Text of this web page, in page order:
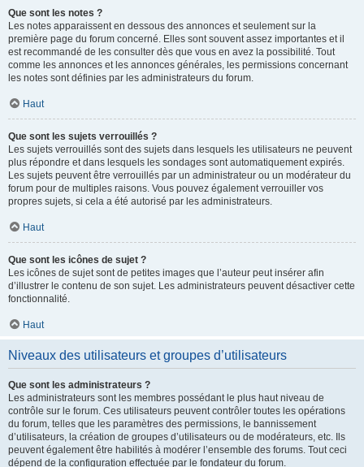
Que sont les notes ?
Les notes apparaissent en dessous des annonces et seulement sur la
première page du forum concerné. Elles sont souvent assez importantes et il
est recommandé de les consulter dès que vous en avez la possibilité. Tout
comme les annonces et les annonces générales, les permissions concernant
les notes sont définies par les administrateurs du forum.
Haut
Que sont les sujets verrouillés ?
Les sujets verrouillés sont des sujets dans lesquels les utilisateurs ne peuvent
plus répondre et dans lesquels les sondages sont automatiquement expirés.
Les sujets peuvent être verrouillés par un administrateur ou un modérateur du
forum pour de multiples raisons. Vous pouvez également verrouiller vos
propres sujets, si cela a été autorisé par les administrateurs.
Haut
Que sont les icônes de sujet ?
Les icônes de sujet sont de petites images que l’auteur peut insérer afin
d’illustrer le contenu de son sujet. Les administrateurs peuvent désactiver cette
fonctionnalité.
Haut
Niveaux des utilisateurs et groupes d’utilisateurs
Que sont les administrateurs ?
Les administrateurs sont les membres possédant le plus haut niveau de
contrôle sur le forum. Ces utilisateurs peuvent contrôler toutes les opérations
du forum, telles que les paramètres des permissions, le bannissement
d’utilisateurs, la création de groupes d’utilisateurs ou de modérateurs, etc. Ils
peuvent également être habilités à modérer l’ensemble des forums. Tout ceci
dépend de la configuration effectuée par le fondateur du forum.